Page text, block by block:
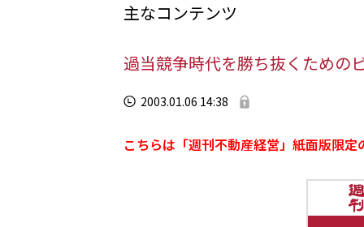
主なコンテンツ
過当競争時代を勝ち抜くため
2003.01.06 14:38
こちらは「週刊不動産経営」紙面版限定